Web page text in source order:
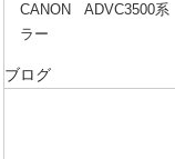
CANON ADVC3500
ラー
ブログ